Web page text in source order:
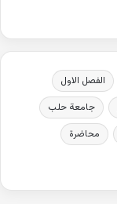
الفصل الاول
جامعة حلب
محاضرة